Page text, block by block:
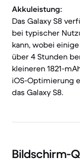
Akkuleistung:
Das Galaxy S8
bei typischer
kann, wobei
über 4 Stunden
kleineren 1821-
iOS-Optimierung
das Galaxy S8.
Bildschirm-